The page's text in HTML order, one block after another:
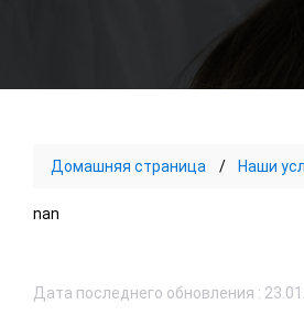
Домашняя страница Наши
nan
Дата последнего обновления :